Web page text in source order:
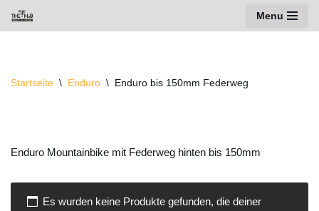
Menu
Startseite \ Enduro \ Enduro bis 150mm Federweg
Enduro Mountainbike mit Federweg hinten bis 150mm
Es wurden keine Produkte gefunden, die deiner